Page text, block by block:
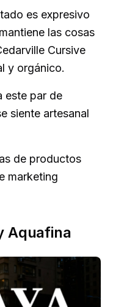
es expresivo
las cosas
Cursive
y orgánico.
este par de
siente artesanal
de productos
marketing
Aquafina